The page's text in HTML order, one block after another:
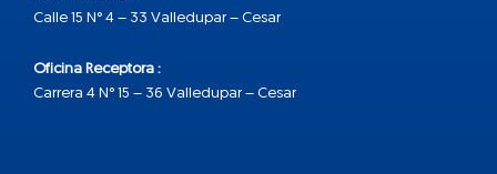
Calle 15 N° 4 – 33 Valledupar – Cesar
Oficina Receptora :
Carrera 4 N° 15 – 36 Valledupar – Cesar